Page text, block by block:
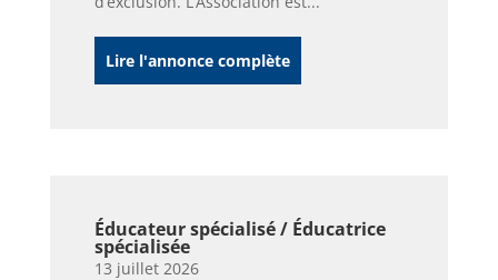
Lire l'annonce complète
Éducateur spécialisé / Éducatrice
spécialisée
13 juillet 2026